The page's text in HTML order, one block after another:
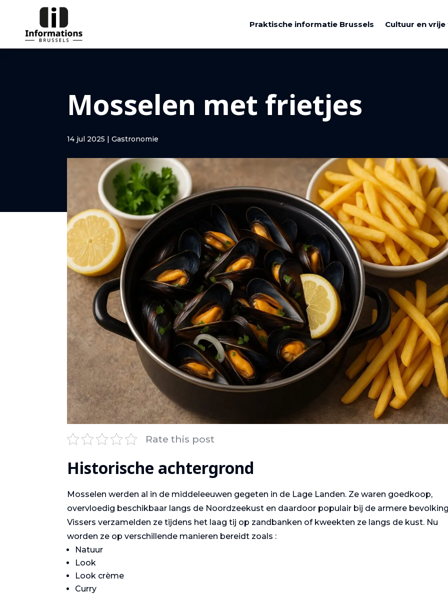
Praktische informatie Brussels Cultuur en vrije
Mosselen met frietjes
14 jul 2025 |Gastronomie
Rate this post
Historische achtergrond
Mosselen werden al in de middeleeuwen gegeten in de Lage Landen. Ze waren goedkoop,
overvloedig beschikbaar langs de Noordzeekust en daardoor populair bij de armere
Vissers verzamelden ze tijdens het laag tij op zandbanken of kweekten ze langs de kust. Nu
worden ze op verschillende manieren bereidt zoals :
Natuur
Look
Look crème
Curry